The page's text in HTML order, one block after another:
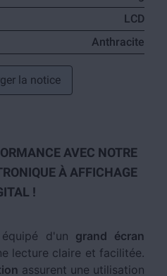
LCD
Anthracite
la notice
AVEC NOTRE
À AFFICHAGE
!
d'un grand écran
lecture claire et facilitée.
assurent une utilisation